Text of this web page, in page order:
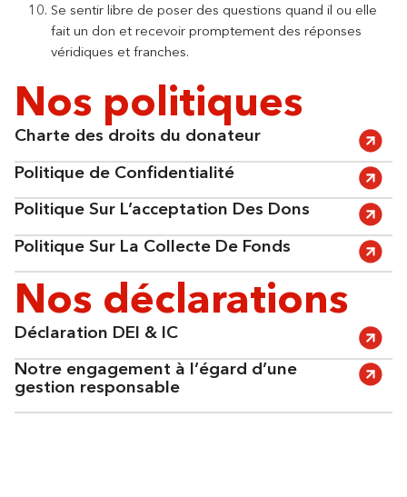
Se sentir libre de poser des questions quand il ou elle
fait un don et recevoir promptement des réponses
véridiques et franches.
Nos politiques
Charte des droits du donateur
Politique de Confidentialité
Politique Sur L’acceptation Des Dons
Politique Sur La Collecte De Fonds
Nos déclarations
Déclaration DEI & IC
Notre engagement à l’égard d’une
gestion responsable